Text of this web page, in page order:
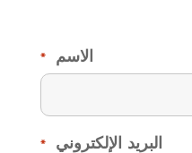
الاسم *
البريد الإلكتروني *